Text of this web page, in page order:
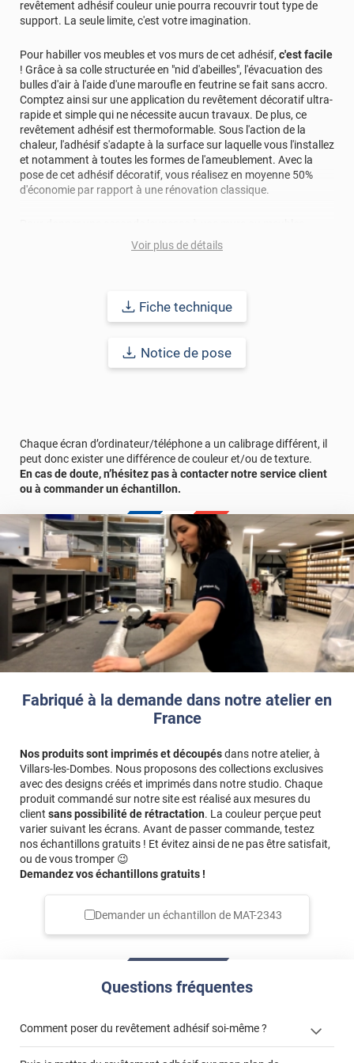
Fabriqué à la demande dans notre atelier en
France
Nos produits sont imprimés et découpésdans notre atelier, à
Villars-les-Dombes. Nous proposons des collections exclusives
avec des designs créés et imprimés dans notre studio. Chaque
produit commandé sur notre site est réalisé aux mesures du
client sans possibilité de rétractation. La couleur perçue peut
varier suivant les écrans. Avant de passer commande, testez
nos échantillons gratuits ! Et évitez ainsi de ne pas être satisfait,
ou de vous tromper 😉
Demandez vos échantillons gratuits !
Demander un échantillon de MAT-2343
Questions fréquentes
Comment poser du revêtement adhésif soi-même ?
revêtement adhésif couleur unie pourra recouvrir tout type de
support. La seule limite, c'est votre imagination.
Pour habiller vos meubles et vos murs de cet adhésif, c'est facile
! Grâce à sa colle structurée en "nid d'abeilles", l'évacuation des
bulles d'air à l'aide d'une maroufle en feutrine se fait sans accro.
Comptez ainsi sur une application du revêtement décoratif ultra-
rapide et simple qui ne nécessite aucun travaux. De plus, ce
revêtement adhésif est thermoformable. Sous l'action de la
chaleur, l'adhésif s'adapte à la surface sur laquelle vous l'installez
et notamment à toutes les formes de l'ameublement. Avec la
pose de cet adhésif décoratif, vous réalisez en moyenne 50%
d'économie par rapport à une rénovation classique.
comptez sur ce vinyle de haute qualité avec une excellente
résistance à l’eau, à la saleté, à l’abrasion, aux UV et à l’usure.
revêtement peut être installé dans un lieu ouvert public.
écaillage, délamination et jaunissement)
Voir plus de détails
Fiche technique
Notice de pose
Chaque écran d’ordinateur/téléphone a un calibrage différent, il
peut donc exister une différence de couleur et/ou de texture.
En cas de doute, n’hésitez pas à contacter notre service client
ou à commander un échantillon.